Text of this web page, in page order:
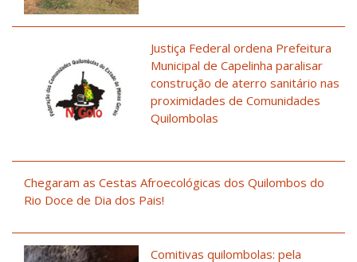
Justiça Federal ordena Prefeitura
Municipal de Capelinha paralisar
construção de aterro sanitário nas
proximidades de Comunidades
Quilombolas
Chegaram as Cestas Afroecológicas dos Quilombos do
Rio Doce de Dia dos Pais!
Comitivas quilombolas: pela